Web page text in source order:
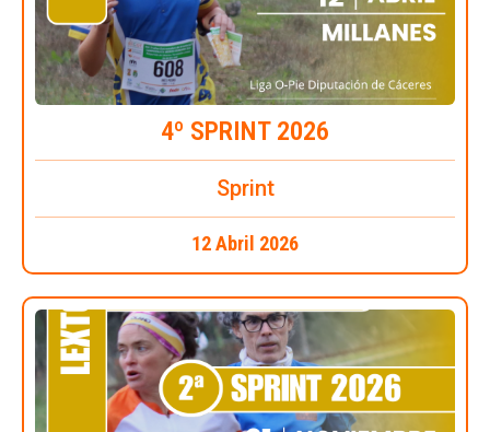
4º SPRINT 2026
Sprint
12 Abril 2026